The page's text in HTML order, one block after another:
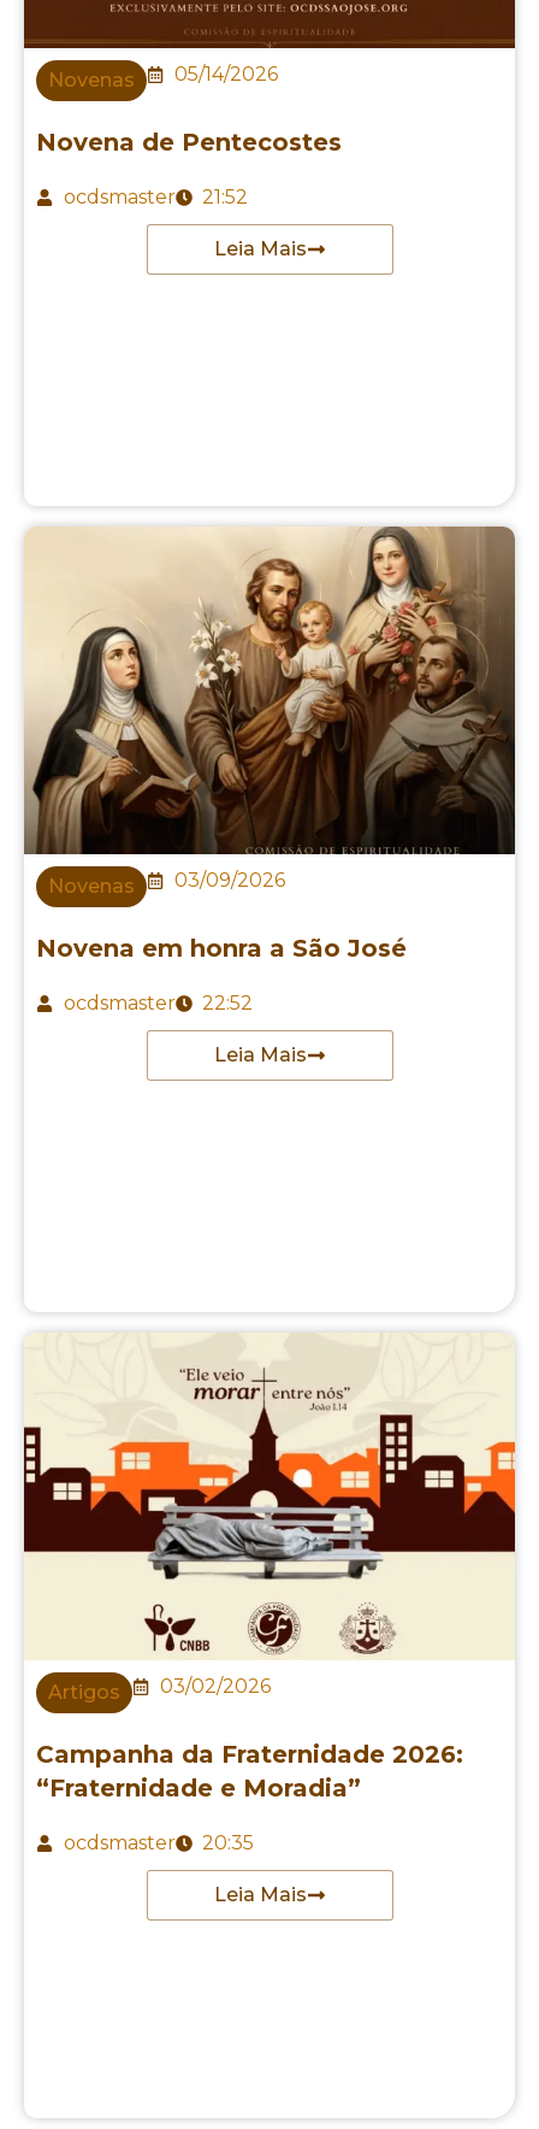
Novenas 05/14/2026
Novena de Pentecostes
ocdsmaster 21:52
Leia Mais
Novenas 03/09/2026
Novena em honra a São José
ocdsmaster 22:52
Leia Mais
Artigos 03/02/2026
Campanha da Fraternidade 2026:
“Fraternidade e Moradia”
ocdsmaster 20:35
Leia Mais